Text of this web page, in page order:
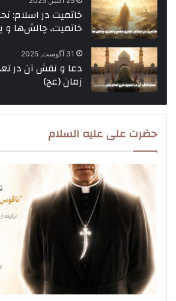
خاتمیت در اسلام:
خاتمیت، چالش‌ها و
31 آگوست, 2025
دعا و نقش آن در
زمان (عج)
حضرت علی علیه السلام